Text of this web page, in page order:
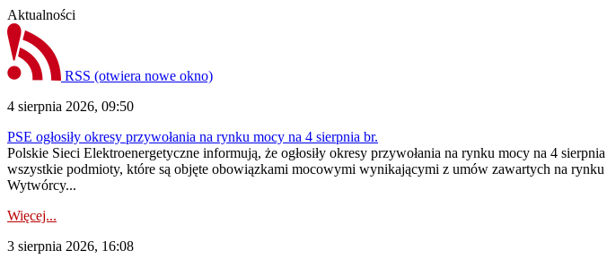
Aktualności
RSS (otwiera nowe okno)
4 sierpnia 2026, 09:50
PSE ogłosiły okresy przywołania na rynku mocy na 4 sierpnia br.
Polskie Sieci Elektroenergetyczne informują, że ogłosiły okresy przywołania na rynku mocy na 4
wszystkie podmioty, które są objęte obowiązkami mocowymi wynikającymi z umów zawartych na
Wytwórcy...
Więcej...
3 sierpnia 2026, 16:08